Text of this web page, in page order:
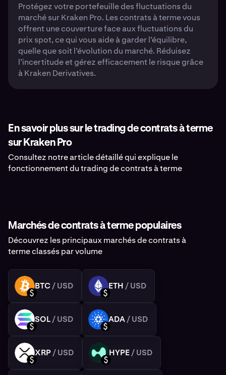
Protégez votre portefeuille des fluctuations du
marché sur Kraken Pro. Les contrats à terme vous
offrent une couverture face aux fluctuations du
prix spot, ce qui vous aide à garder l’équilibre,
quelle que soit l’évolution du marché. Réduisez
l’incertitude et gérez efficacement le risque grâce
à Kraken Derivatives.
En savoir plus sur le trading de contrats à terme
sur Kraken Pro
Consultez notre article détaillé qui explique le
fonctionnement du trading de contrats à terme
Marchés de contrats à terme populaires
Découvrez les principaux marchés de contrats à
terme classés par volume
BTC
USD
BTC / USD
ETH
USD
ETH / USD
SOL
USD
SOL/ USD
ADA
USD
ADA/ USD
XRP
USD
XRP/ USD
HYPE
USD
HYPE/ USD